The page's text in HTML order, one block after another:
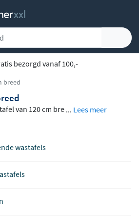
bezorgd vanaf 100,-
breed
van 120 cm bre
van topme
vormen,
tot brede du
... Lees meer
wastafels